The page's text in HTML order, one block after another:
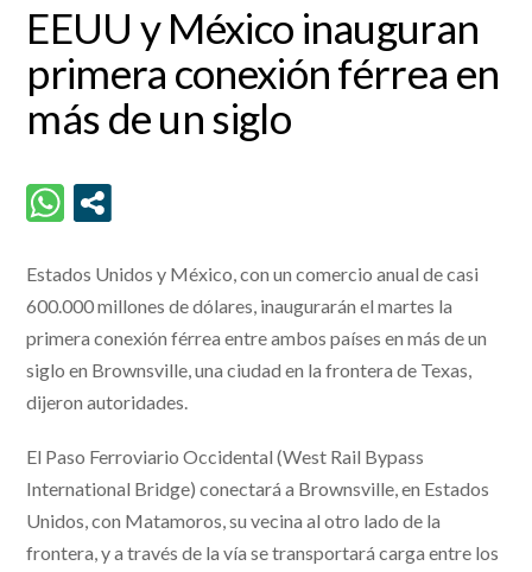
EEUU y México inauguran
primera conexión férrea en
más de un siglo
Estados Unidos y México, con un comercio anual de casi
600.000 millones de dólares, inaugurarán el martes la
primera conexión férrea entre ambos países en más de un
siglo en Brownsville, una ciudad en la frontera de Texas,
dijeron autoridades.
El Paso Ferroviario Occidental (West Rail Bypass
International Bridge) conectará a Brownsville, en Estados
Unidos, con Matamoros, su vecina al otro lado de la
frontera, y a través de la vía se transportará carga entre los